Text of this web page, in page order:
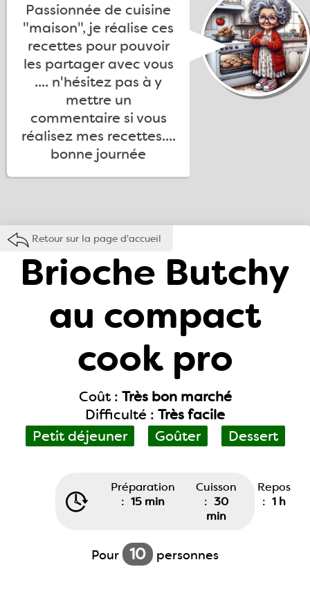
Passionnée de cuisine
"maison", je réalise ces
recettes pour pouvoir
les partager avec vous
.... n'hésitez pas à y
mettre un
commentaire si vous
réalisez mes recettes....
bonne journée
Retour sur la page d'accueil
Brioche Butchy
au compact
cook pro
Coût : Très bon marché
Difficulté : Très facile
Petit déjeuner
Goûter Dessert
Préparation
: 15 min
Cuisson
: 30
min
Repos
: 1 h
Pour 10 personnes